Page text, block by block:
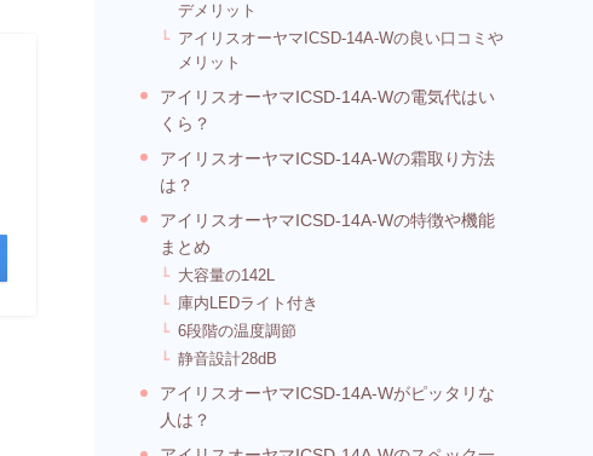
デメリット
アイリスオーヤマICSD-14A-Wの良い口コミや
メリット
アイリスオーヤマICSD-14A-Wの電気代はい
くら？
アイリスオーヤマICSD-14A-Wの霜取り方法
は？
アイリスオーヤマICSD-14A-Wの特徴や機能
まとめ
大容量の142L
庫内LEDライト付き
6段階の温度調節
静音設計28dB
アイリスオーヤマICSD-14A-Wがピッタリな
人は？